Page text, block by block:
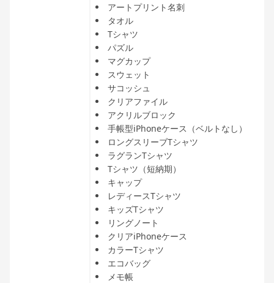
アートプリント名刺
タオル
Tシャツ
パズル
マグカップ
スウェット
サコッシュ
クリアファイル
アクリルブロック
手帳型iPhoneケース（ベルトなし）
ロングスリーブTシャツ
ラグランTシャツ
Tシャツ（短納期）
キャップ
レディースTシャツ
キッズTシャツ
リングノート
クリアiPhoneケース
カラーTシャツ
エコバッグ
メモ帳